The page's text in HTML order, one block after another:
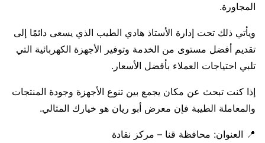
المجاورة.
ويأتي ذلك تحت إدارة الأستاذ هادي الطيب الذي يسعى دائمًا إلى
تقديم أفضل مستوى من الخدمة وتوفير الأجهزة الكهربائية التي
تلبي احتياجات العملاء بأفضل الأسعار.
إذا كنت تبحث عن مكان يجمع بين تنوع الأجهزة وجودة المنتجات
والمعاملة الطيبة فإن معرض أبو ريان هو خيارك المثالي.
📍 العنوان: محافظة قنا – مركز نقادة